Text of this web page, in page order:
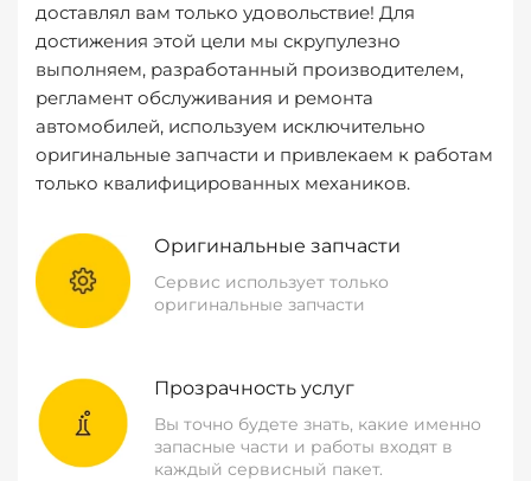
доставлял вам только удовольствие! Для
достижения этой цели мы скрупулезно
выполняем, разработанный производителем,
регламент обслуживания и ремонта
автомобилей, используем исключительно
оригинальные запчасти и привлекаем к работам
только квалифицированных механиков.
Оригинальные запчасти
Сервис использует только
оригинальные запчасти
Прозрачность услуг
Вы точно будете знать, какие именно
запасные части и работы входят в
каждый сервисный пакет.